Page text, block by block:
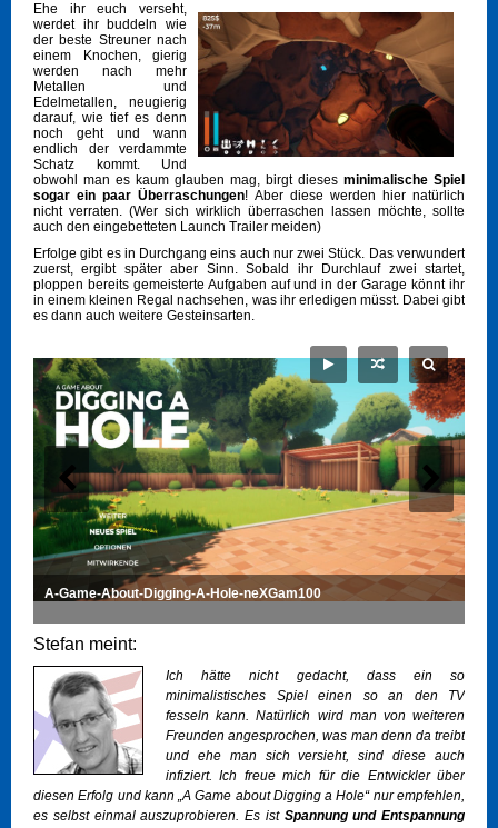
Ehe ihr euch verseht,
werdet ihr buddeln wie
der beste Streuner nach
einem Knochen, gierig
werden nach mehr
Metallen und
Edelmetallen, neugierig
darauf, wie tief es denn
noch geht und wann
endlich der verdammte
Schatz kommt. Und
obwohl man es kaum glauben mag, birgt dieses minimalische Spiel
sogar ein paar Überraschungen! Aber diese werden hier natürlich
nicht verraten. (Wer sich wirklich überraschen lassen möchte, sollte
auch den eingebetteten Launch Trailer meiden)
Erfolge gibt es in Durchgang eins auch nur zwei Stück. Das verwundert
zuerst, ergibt später aber Sinn. Sobald ihr Durchlauf zwei startet,
ploppen bereits gemeisterte Aufgaben auf und in der Garage könnt ihr
in einem kleinen Regal nachsehen, was ihr erledigen müsst. Dabei gibt
es dann auch weitere Gesteinsarten.
A-Game-About-Digging-A-Hole-neXGam100
Stefan meint:
Ich hätte nicht gedacht, dass ein so
minimalistisches Spiel einen so an den TV
fesseln kann. Natürlich wird man von weiteren
Freunden angesprochen, was man denn da treibt
und ehe man sich versieht, sind diese auch
infiziert. Ich freue mich für die Entwickler über
diesen Erfolg und kann „A Game about Digging a Hole“ nur empfehlen,
es selbst einmal auszuprobieren. Es ist Spannung und Entspannung